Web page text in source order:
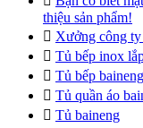
thiệu sản phẩm!
 Xưởng công ty
 Tủ bếp inox
 Tủ bếp
 Tủ quần áo
 Tủ baineng